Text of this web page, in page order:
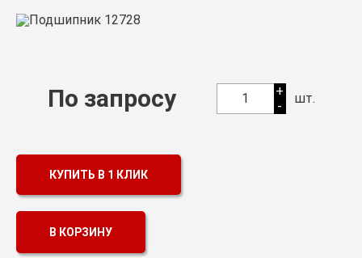
Подшипники в Самаре
Смазка
Контакты
По запросу 1
+
-
шт.
КУПИТЬ В 1 КЛИК
В КОРЗИНУ